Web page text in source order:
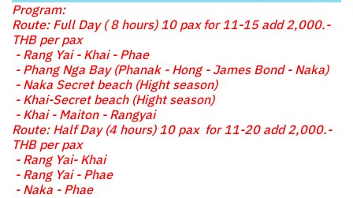
Program:
Route: Full Day ( 8 hours) 10 pax for 11-15 add 2,000.-
THB per pax
- Rang Yai - Khai - Phae
- Phang Nga Bay (Phanak - Hong - James Bond - Naka)
- Naka Secret beach (Hight season)
- Khai-Secret beach (Hight season)
- Khai - Maiton - Rangyai
Route: Half Day (4 hours) 10 pax for 11-20 add 2,000.-
THB per pax
- Rang Yai- Khai
- Rang Yai - Phae
- Naka - Phae